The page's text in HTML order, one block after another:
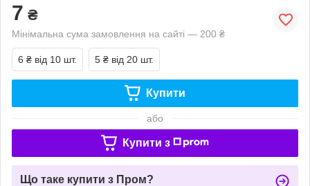
7 ₴
Мінімальна сума замовлення на сайті — 200 ₴
6 ₴ від 10 шт. 5 ₴ від 20 шт.
Купити
або
Купити з
Що таке купити з Пром?